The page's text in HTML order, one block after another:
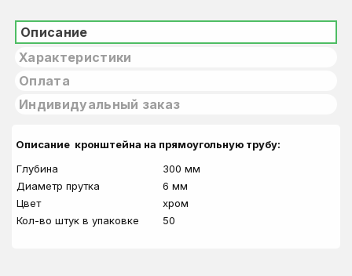
Описание
Характеристики
Оплата
Индивидуальный заказ
Описание кронштейна на прямоугольную трубу:
Глубина
300 мм
Диаметр прутка
6 мм
Цвет
хром
Кол-во штук в упаковке
50